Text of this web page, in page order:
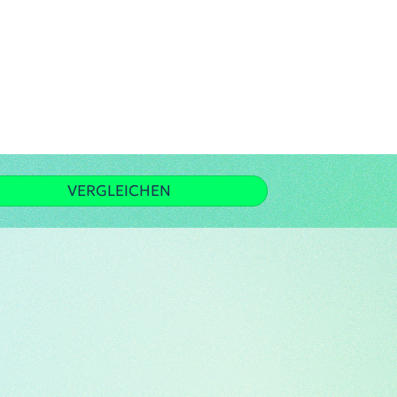
VERGLEICHEN